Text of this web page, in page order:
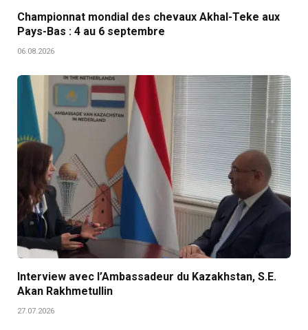
Championnat mondial des chevaux Akhal-Teke aux
Pays-Bas : 4 au 6 septembre
06.08.2026
Interview avec l’Ambassadeur du Kazakhstan, S.E.
Akan Rakhmetullin
27.07.2026